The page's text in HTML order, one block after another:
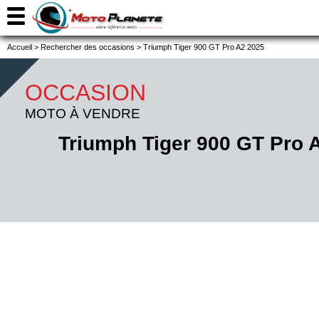
Accueil > Rechercher des occasions > Triumph Tiger 900 GT Pro A2 2025
OCCASION
MOTO À VENDRE
Triumph Tiger 900 GT Pro